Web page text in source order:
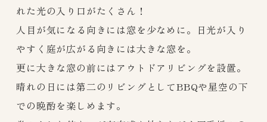
れた光の入り口がたくさん！
人目が気になる向きには窓を少なめに。日光が入り
やすく庭が広がる向きには大きな窓を。
更に大きな窓の前にはアウトドアリビングを設置。
晴れの日には第二のリビングとしてBBQや星空の下
での晩酌を楽しめます。